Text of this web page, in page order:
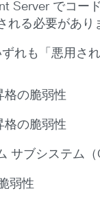
Server でコー
る必要があり
れも「悪用さ
格の脆弱性
格の脆弱性
サブシステム
弱性